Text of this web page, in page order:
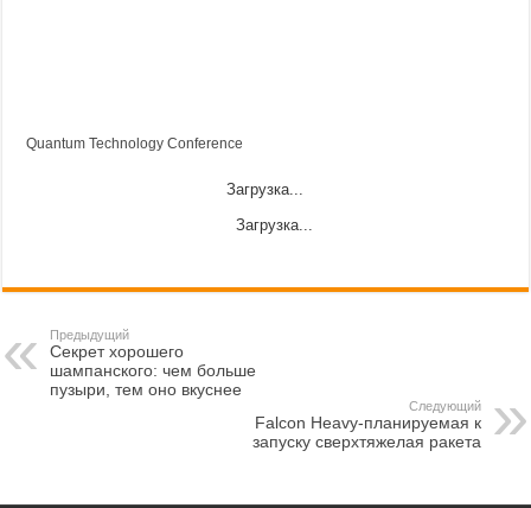
Quantum Technology Conference
Загрузка...
Загрузка...
Предыдущий
Секрет хорошего
шампанского: чем больше
пузыри, тем оно вкуснее
Следующий
Falcon Heavy-планируемая к
запуску сверхтяжелая ракета